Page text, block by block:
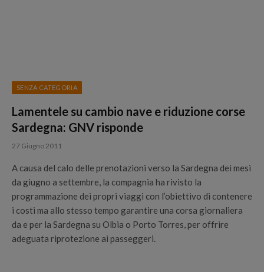
SENZA CATEGORIA
Lamentele su cambio nave e riduzione corse
Sardegna: GNV risponde
27 Giugno 2011
A causa del calo delle prenotazioni verso la Sardegna dei mesi
da giugno a settembre, la compagnia ha rivisto la
programmazione dei propri viaggi con l’obiettivo di contenere
i costi ma allo stesso tempo garantire una corsa giornaliera
da e per la Sardegna su Olbia o Porto Torres, per offrire
adeguata riprotezione ai passeggeri.